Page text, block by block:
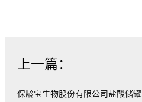
上一篇：
保龄宝生物股份有限公司盐酸储罐